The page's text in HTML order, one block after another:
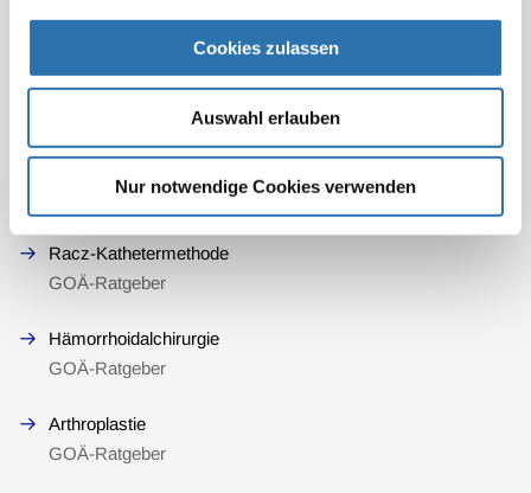
Cookies zulassen
Auswahl erlauben
Nur notwendige Cookies verwenden
GOÄ-Ratgeber
Chirotherapeutischer Eingriff / kraniosakrale Therapie
GOÄ-Ratgeber
Racz-Kathetermethode
GOÄ-Ratgeber
Hämorrhoidalchirurgie
GOÄ-Ratgeber
Arthroplastie
GOÄ-Ratgeber